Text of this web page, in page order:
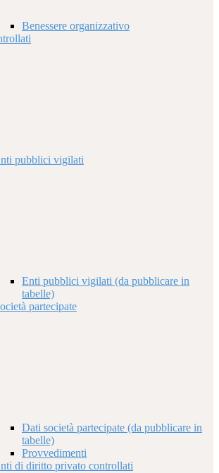
Benessere organizzativo
pubblici vigilati
Enti pubblici vigilati (da pubblicare in
tabelle)
partecipate
Dati società partecipate (da pubblicare in
tabelle)
Provvedimenti
di diritto privato controllati